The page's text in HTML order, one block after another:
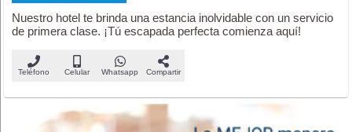
Nuestro hotel te brinda una estancia inolvidable con un servicio
de primera clase. ¡Tú escapada perfecta comienza aquí!
Teléfono Celular Whatsapp Compartir